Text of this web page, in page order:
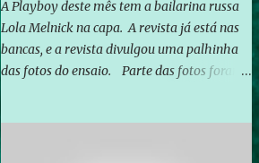
A Playboy deste mês tem a bailarina russa
Lola Melnick na capa. A revista já está nas
bancas, e a revista divulgou uma palhinha
das fotos do ensaio. Parte das fotos foram